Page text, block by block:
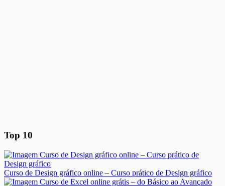
Top 10
Curso de Design gráfico online – Curso prático de Design gráfico